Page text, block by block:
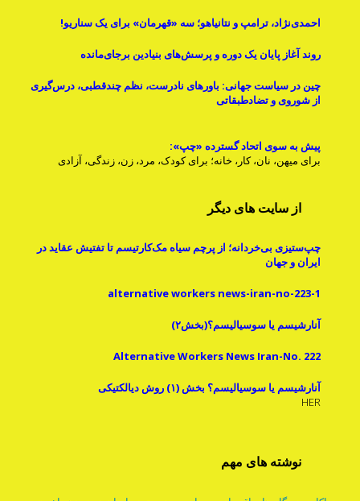
احمدی‌نژاد، ترامپ و نتانیاهو؛ سه «قهرمان» برای یک سناریو!
روند آغاز پایان یک دوره و پرسش‌های بنیادینِ برجای‌مانده
چین در سیاست جهانی: باورهای نادرست، نظم چندقطبی، درس‌گیری
از شوروی و تضادطبقاتی
پیش به سوی اتحاد گسترده «چپ»:
برای میهن، نان، کار، خانه؛ برای کودک، مرد، زن، زندگی، آزادی
از سایت های دیگر
چپ‌ستیزی بی‌خردانه؛ از پرچم سیاه مک‌کارتیسم تا تفتیش عقاید در
ایران و جهان
alternative workers news-iran-no-223-1
آنارشیسم یا سوسیالیسم؟(بخش۲)
Alternative Workers News Iran-No. 222
آنارشیسم یا سوسیالیسم؟ بخش (۱) روش دیالکتیکی
HER
نوشته های مهم